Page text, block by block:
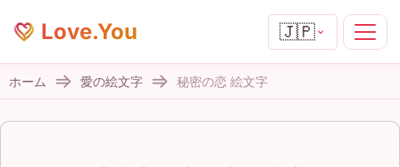
Love.You 🇯🇵
ホーム 愛の絵文字 秘密の恋 絵文字